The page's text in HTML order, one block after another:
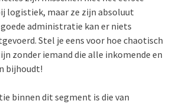
logistiek, maar ze zijn absoluut
administratie kan er niets
Stel je eens voor hoe chaotisch
zonder iemand die alle inkomende en
bijhoudt!
binnen dit segment is die van